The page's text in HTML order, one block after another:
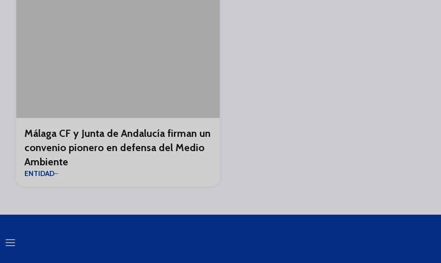
Málaga CF y Junta de Andalucía firman un
convenio pionero en defensa del Medio
Ambiente
ENTIDAD